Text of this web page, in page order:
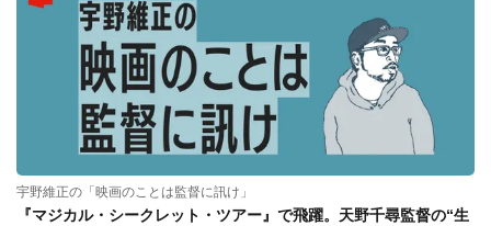
宇野維正の「映画のことは監督に訊け」
『マジカル・シークレット・ツアー』で飛躍。天野千尋監督の“生